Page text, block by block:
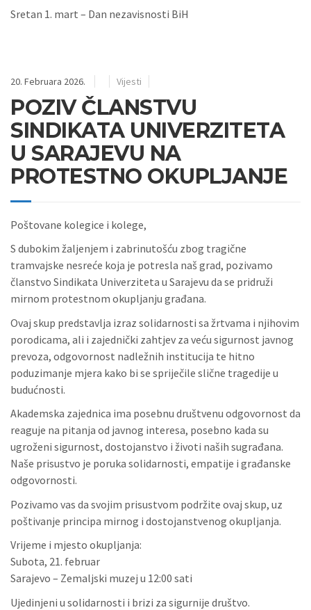
Sretan 1. mart – Dan nezavisnosti BiH
20. Februara 2026. Vijesti
POZIV ČLANSTVU
SINDIKATA UNIVERZITETA
U SARAJEVU NA
PROTESTNO OKUPLJANJE
Poštovane kolegice i kolege,
S dubokim žaljenjem i zabrinutošću zbog tragične
tramvajske nesreće koja je potresla naš grad, pozivamo
članstvo Sindikata Univerziteta u Sarajevu da se pridruži
mirnom protestnom okupljanju građana.
Ovaj skup predstavlja izraz solidarnosti sa žrtvama i njihovim
porodicama, ali i zajednički zahtjev za veću sigurnost javnog
prevoza, odgovornost nadležnih institucija te hitno
poduzimanje mjera kako bi se spriječile slične tragedije u
budućnosti.
Akademska zajednica ima posebnu društvenu odgovornost da
reaguje na pitanja od javnog interesa, posebno kada su
ugroženi sigurnost, dostojanstvo i životi naših sugrađana.
Naše prisustvo je poruka solidarnosti, empatije i građanske
odgovornosti.
Pozivamo vas da svojim prisustvom podržite ovaj skup, uz
poštivanje principa mirnog i dostojanstvenog okupljanja.
Vrijeme i mjesto okupljanja:
Subota, 21. februar
Sarajevo – Zemaljski muzej u 12:00 sati
Ujedinjeni u solidarnosti i brizi za sigurnije društvo.